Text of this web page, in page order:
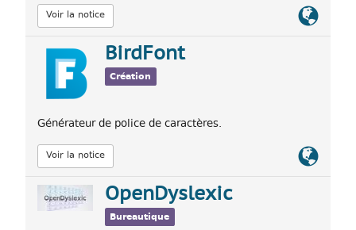
Voir la notice
Lien
BirdFont
Création
Générateur de police de caractères.
Voir la notice
Lien
OpenDyslexic
Bureautique